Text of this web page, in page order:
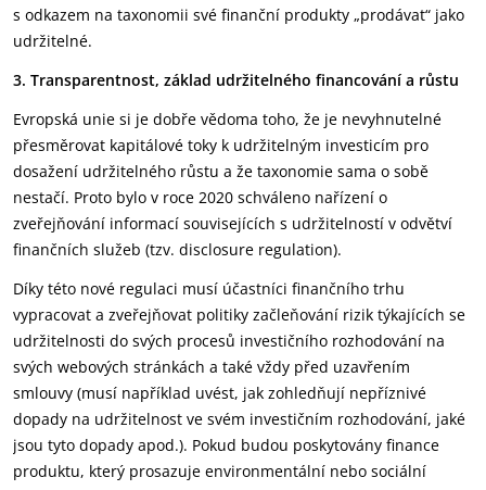
s odkazem na taxonomii své finanční produkty „prodávat“ jako
udržitelné.
3. Transparentnost, základ udržitelného financování a růstu
Evropská unie si je dobře vědoma toho, že je nevyhnutelné
přesměrovat kapitálové toky k udržitelným investicím pro
dosažení udržitelného růstu a že taxonomie sama o sobě
nestačí. Proto bylo v roce 2020 schváleno nařízení o
zveřejňování informací souvisejících s udržitelností v odvětví
finančních služeb (tzv. disclosure regulation).
Díky této nové regulaci musí účastníci finančního trhu
vypracovat a zveřejňovat politiky začleňování rizik týkajících se
udržitelnosti do svých procesů investičního rozhodování na
svých webových stránkách a také vždy před uzavřením
smlouvy (musí například uvést, jak zohledňují nepříznivé
dopady na udržitelnost ve svém investičním rozhodování, jaké
jsou tyto dopady apod.). Pokud budou poskytovány finance
produktu, který prosazuje environmentální nebo sociální